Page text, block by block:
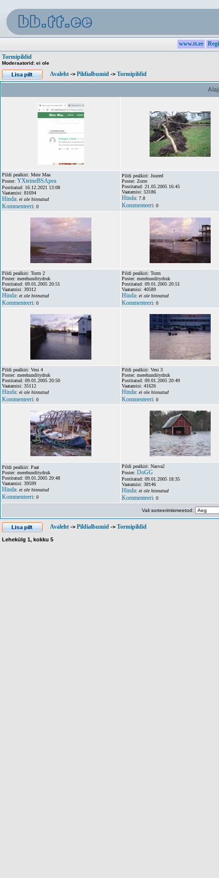
www.tt.ee
Tormipildid
Moderaatorid: ei ole
Avaleht -> Pildialbumid -> Tormipildid
Pildi pealkiri: Meie Maa
Poster: YXteineBSApea
Postitatud: 16.12.2021 13:08
Vaatamisi: 81694
Hinda: ei ole hinnatud
Kommenteeri: 0
Pildi pealkiri: Juured
Poster: Zorre
Postitatud: 21.05.2005 16:45
Vaatamisi: 53186
Hinda: 7.8
Kommenteeri: 0
Pildi pealkiri: Torm 2
Poster: merehunditydruk
Postitatud: 09.01.2005 20:51
Vaatamisi: 39312
Hinda: ei ole hinnatud
Kommenteeri: 0
Pildi pealkiri: Torm
Poster: merehunditydruk
Postitatud: 09.01.2005 20:51
Vaatamisi: 40589
Hinda: ei ole hinnatud
Kommenteeri: 0
Pildi pealkiri: Vesi 4
Poster: merehunditydruk
Postitatud: 09.01.2005 20:50
Vaatamisi: 35112
Hinda: ei ole hinnatud
Kommenteeri: 0
Pildi pealkiri: Vesi 3
Poster: merehunditydruk
Postitatud: 09.01.2005 20:49
Vaatamisi: 41626
Hinda: ei ole hinnatud
Kommenteeri: 0
Pildi pealkiri: Paat
Poster: merehunditydruk
Postitatud: 09.01.2005 20:48
Vaatamisi: 39599
Hinda: ei ole hinnatud
Kommenteeri: 0
Pildi pealkiri: Nasva2
Poster: DoGG
Postitatud: 09.01.2005 18:35
Vaatamisi: 38146
Hinda: ei ole hinnatud
Kommenteeri: 0
Vali sorteerimismeetod:
Avaleht -> Pildialbumid -> Tormipildid
Lehekülg 1, kokku 5